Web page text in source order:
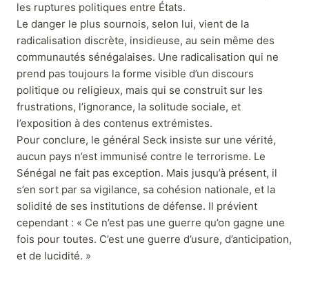
les ruptures politiques entre États.
Le danger le plus sournois, selon lui, vient de la
radicalisation discrète, insidieuse, au sein même des
communautés sénégalaises. Une radicalisation qui ne
prend pas toujours la forme visible d’un discours
politique ou religieux, mais qui se construit sur les
frustrations, l’ignorance, la solitude sociale, et
l’exposition à des contenus extrémistes.
Pour conclure, le général Seck insiste sur une vérité,
aucun pays n’est immunisé contre le terrorisme. Le
Sénégal ne fait pas exception. Mais jusqu’à présent, il
s’en sort par sa vigilance, sa cohésion nationale, et la
solidité de ses institutions de défense. Il prévient
cependant : « Ce n’est pas une guerre qu’on gagne une
fois pour toutes. C’est une guerre d’usure, d’anticipation,
et de lucidité. »